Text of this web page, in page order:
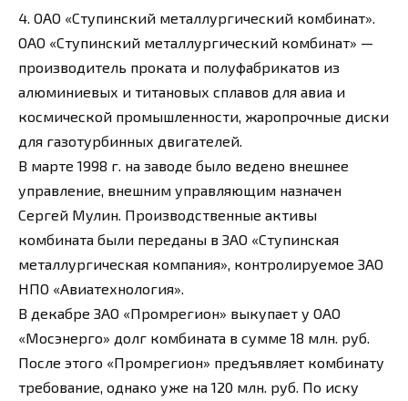
4. ОАО «Ступинский металлургический комбинат».
ОАО «Ступинский металлургический комбинат» —
производитель проката и полуфабрикатов из
алюминиевых и титановых сплавов для авиа и
космической промышленности, жаропрочные диски
для газотурбинных двигателей.
В марте 1998 г. на заводе было ведено внешнее
управление, внешним управляющим назначен
Сергей Мулин. Производственные активы
комбината были переданы в ЗАО «Ступинская
металлургическая компания», контролируемое ЗАО
НПО «Авиатехнология».
В декабре ЗАО «Промрегион» выкупает у ОАО
«Мосэнерго» долг комбината в сумме 18 млн. руб.
После этого «Промрегион» предъявляет комбинату
требование, однако уже на 120 млн. руб. По иску